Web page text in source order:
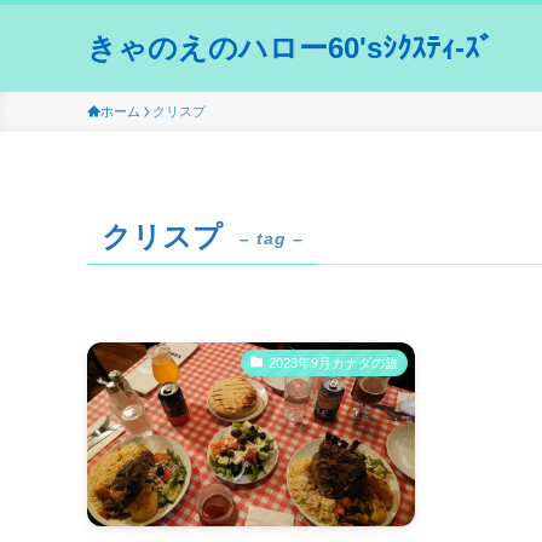
きゃのえのハロー60'sｼｸｽﾃｨ-ｽﾞ
ホーム クリスプ
クリスプ – tag –
2023年9月カナダの旅